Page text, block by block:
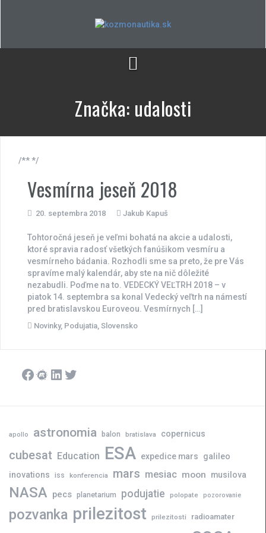
Značka: udalosti
/** */
Vesmírna jeseň 2018
20. septembra 2018 Jakub Kapuš
Tohtoročná jeseň je veľmi bohatá na akcie a udalosti,
ktoré spravia radosť všetkých fanúšikom vesmíru a
vesmírneho bádania. Rozhodli sme sa preto, že pre Vás
spravíme malý kalendár, aby ste na nič dôležité
nezabudli. Poďme na to. VEDECKÝ VEĽTRH 2018 – v
piatok 14. septembra sa konal Vedecký veľtrh na námestí
pred bratislavskou Euroveou. Vesmírnych […]
Novinky, Podujatia, Slovensko
Facebook
Meetup
LinkedIn
Twitter
apollo astronomia balon bratislava copernicus
cubesat Education ESA expedice mars
galileo
inovations iss konferencia mars mesiac moon musilova
NASA pecs planetarium podujatie polopate pozorovanie
pozvanka prilezitost prilezitosti radioamater